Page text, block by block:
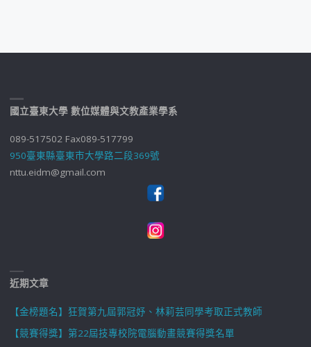
國立臺東大學 數位媒體與文教產業學系
089-517502 Fax089-517799
950臺東縣臺東市大學路二段369號
nttu.eidm@gmail.com
近期文章
【金榜題名】狂賀第九屆郭冠妤、林莉芸同學考取正式教師
【競賽得獎】第22屆技專校院電腦動畫競賽得獎名單